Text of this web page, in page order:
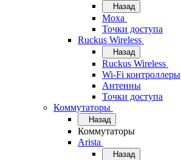
Назад
Moxa
Точки доступа
Ruckus Wireless
Назад
Ruckus Wireless
Wi-Fi контроллеры
Антенны
Точки доступа
Коммутаторы
Назад
Коммутаторы
Arista
Назад